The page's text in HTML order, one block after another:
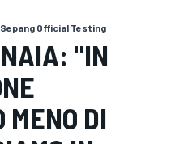
Sepang Official Testing
"IN
MENO DI